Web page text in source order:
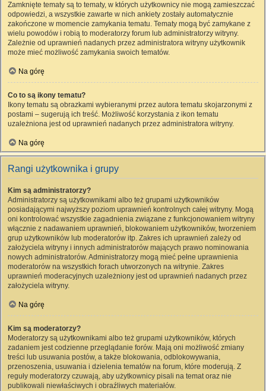
Zamknięte tematy są to tematy, w których użytkownicy nie mogą zamieszczać
odpowiedzi, a wszystkie zawarte w nich ankiety zostały automatycznie
zakończone w momencie zamykania tematu. Tematy mogą być zamykane z
wielu powodów i robią to moderatorzy forum lub administratorzy witryny.
Zależnie od uprawnień nadanych przez administratora witryny użytkownik
może mieć możliwość zamykania swoich tematów.
Na górę
Co to są ikony tematu?
Ikony tematu są obrazkami wybieranymi przez autora tematu skojarzonymi z
postami – sugerują ich treść. Możliwość korzystania z ikon tematu
uzależniona jest od uprawnień nadanych przez administratora witryny.
Na górę
Rangi użytkownika i grupy
Kim są administratorzy?
Administratorzy są użytkownikami albo też grupami użytkowników
posiadającymi najwyższy poziom uprawnień kontrolnych całej witryny. Mogą
oni kontrolować wszystkie zagadnienia związane z funkcjonowaniem witryny
włącznie z nadawaniem uprawnień, blokowaniem użytkowników, tworzeniem
grup użytkowników lub moderatorów itp. Zakres ich uprawnień zależy od
założyciela witryny i innych administratorów mających prawo nominowania
nowych administratorów. Administratorzy mogą mieć pełne uprawnienia
moderatorów na wszystkich forach utworzonych na witrynie. Zakres
uprawnień moderacyjnych uzależniony jest od uprawnień nadanych przez
założyciela witryny.
Na górę
Kim są moderatorzy?
Moderatorzy są użytkownikami albo też grupami użytkowników, których
zadaniem jest codzienne przeglądanie forów. Mają oni możliwość zmiany
treści lub usuwania postów, a także blokowania, odblokowywania,
przenoszenia, usuwania i dzielenia tematów na forum, które moderują. Z
reguły moderatorzy czuwają, aby użytkownicy pisali na temat oraz nie
publikowali niewłaściwych i obraźliwych materiałów.